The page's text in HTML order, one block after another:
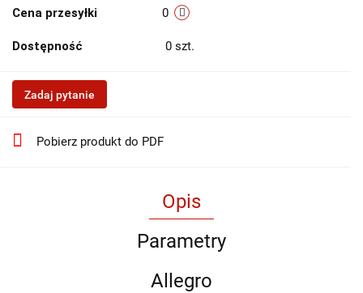
Cena przesyłki 0
Dostępność 0 szt.
Zadaj pytanie
Pobierz produkt do PDF
Opis
Parametry
Allegro